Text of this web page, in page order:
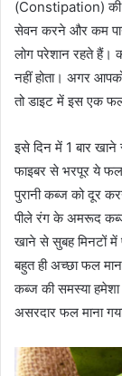
(Constipation) की
सेवन करने और कम
लोग परेशान रहते हैं।
नहीं होता। अगर
तो डाइट में इस एक
इसे दिन में 1 बार
फाइबर से भरपूर ये
पुरानी कब्ज को दूर
पीले रंग के अमरूद
खाने से सुबह मिनटों
बहुत ही अच्छा फल
कब्ज की समस्या
असरदार फल माना